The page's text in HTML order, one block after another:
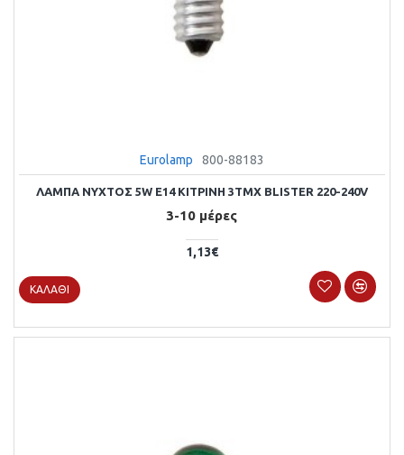
Eurolamp 800-88183
ΛΑΜΠΑ ΝΥΧΤΟΣ 5W E14 ΚΙΤΡΙΝΗ 3ΤΜΧ BLISTER 220-240V
3-10 μέρες
1,13€
ΚΑΛΆΘΙ